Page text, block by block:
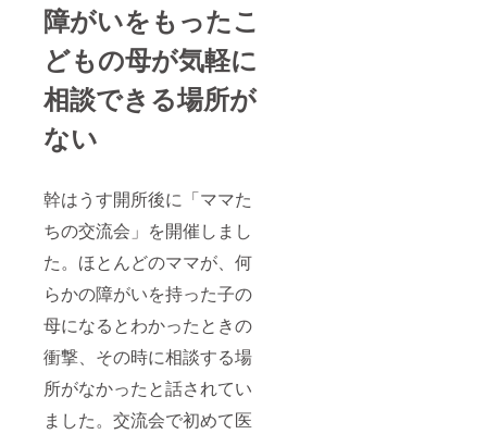
障がいをもったこ
どもの母が気軽に
相談できる場所が
ない
幹はうす開所後に「ママた
ちの交流会」を開催しまし
た。ほとんどのママが、何
らかの障がいを持った子の
母になるとわかったときの
衝撃、その時に相談する場
所がなかったと話されてい
ました。交流会で初めて医